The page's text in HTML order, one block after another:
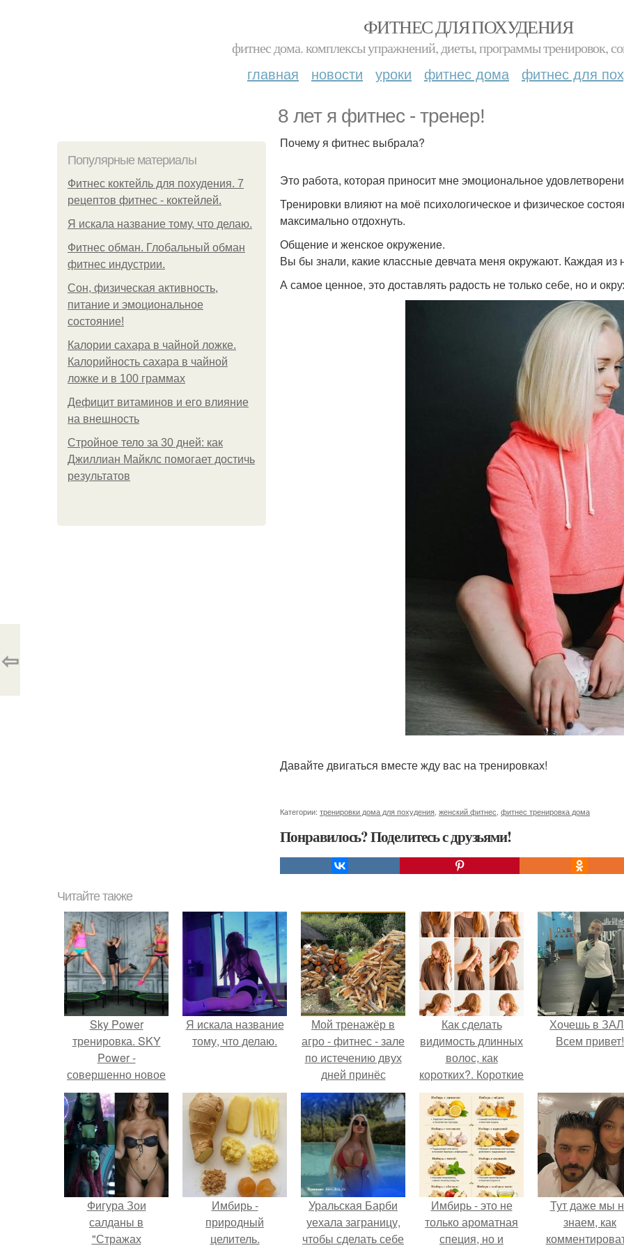
ФИТНЕС ДЛЯ ПОХУДЕНИЯ
фитнес дома. комплексы упражнений, диеты, программы тренировок,
главная новости уроки фитнес дома фитнес для
8 лет я фитнес - тренер!
Популярные материалы
Фитнес коктейль для похудения. 7
рецептов фитнес - коктейлей.
Я искала название тому, что делаю.
Фитнес обман. Глобальный обман
фитнес индустрии.
Сон, физическая активность,
питание и эмоциональное
состояние!
Калории сахара в чайной ложке.
Калорийность сахара в чайной
ложке и в 100 граммах
Дефицит витаминов и его влияние
на внешность
Стройное тело за 30 дней: как
Джиллиан Майклс помогает достичь
результатов
Почему я фитнес выбрала?
Это работа, которая приносит мне эмоциональное
Тренировки влияют на моё психологическое и физическое
максимально отдохнуть.
Общение и женское окружение.
Вы бы знали, какие классные девчата меня окружают. Каждая из
А самое ценное, это доставлять радость не только себе, но и
Давайте двигаться вместе жду вас на тренировках!
Категории: тренировки дома для похудения женский фитнес фитнес тренировка дома
Понравилось? Поделитесь с друзьями!
⇦
Читайте также
Sky Power
тренировка. SKY
Power -
совершенно новое
и эффективное
направление в
фитнесе.
Я искала название
тому, что делаю.
Мой тренажёр в
агро - фитнес - зале
по истечению двух
дней принёс
ощутимый
результат.
Как сделать
видимость длинных
волос, как
коротких?. Короткие
волосы без
стрижки: узнай, как!
Хочешь в
Всем привет!
Фигура Зои
салданы в
"Стражах
Имбирь -
природный
целитель.
Уральская Барби
уехала заграницу,
чтобы сделать себе
Имбирь - это не
только ароматная
специя, но и
Тут даже мы
знаем, как